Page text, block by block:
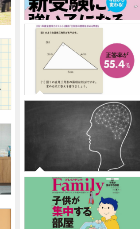
2022-03-04
プレジデントファミリー春号発
2022-02-03
｢正解率は55%｣教育界に激震…
小6が直角三角形の面積を求め
る問題に大苦戦する理由
2022-01-09
｢共通テスト正答率9割｣医学部
受験生も働く人も本番に強くな
る自律神経の整え方